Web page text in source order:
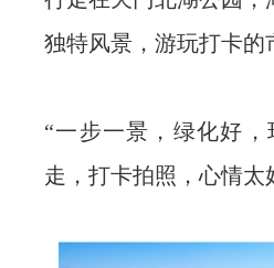
独特风景，游玩打卡的
“一步一景，绿化好
走，打卡拍照，心情太